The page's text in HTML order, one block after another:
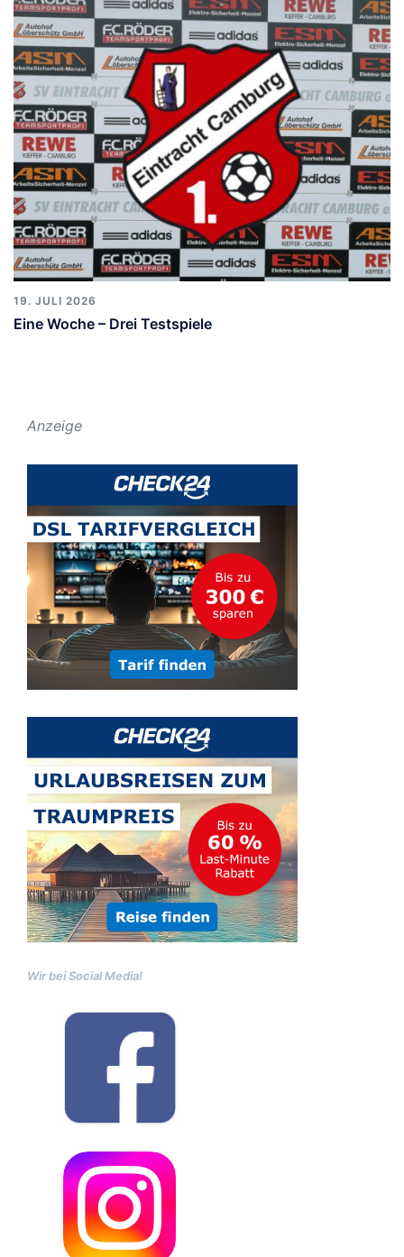
19. JULI 2026
Eine Woche – Drei Testspiele
Anzeige
Wir bei Social Media!